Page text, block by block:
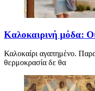
Καλοκαιρινή μόδα:
Καλοκαίρι αγαπημένο.
θερμοκρασία δε θα